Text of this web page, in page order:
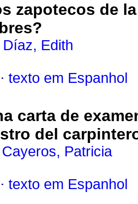
zapotecos de
Edith
· texto em Espanhol
carta de
del
Patricia
· texto em Espanhol